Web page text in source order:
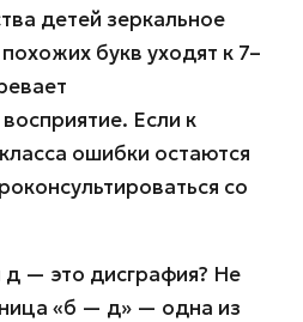
детей зеркальное
букв уходят к 7–
Если к
ошибки остаются
со
д — это дисграфия? Не
«б — д» — одна из